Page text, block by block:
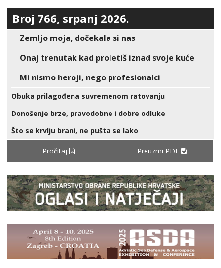
Broj 766, srpanj 2026.
Zemljo moja, dočekala si nas
Onaj trenutak kad proletiš iznad svoje kuće
Mi nismo heroji, nego profesionalci
Obuka prilagođena suvremenom ratovanju
Donošenje brze, pravodobne i dobre odluke
Što se krvlju brani, ne pušta se lako
Pročitaj Preuzmi PDF